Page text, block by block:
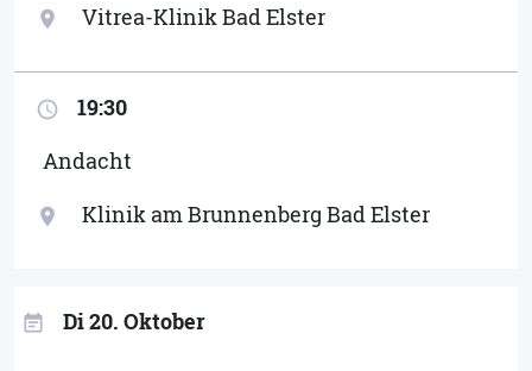
location_on Vitrea-Klinik Bad Elster
access_time
19:30
Andacht
location_on Klinik am Brunnenberg Bad Elster
event_note Di 20. Oktober